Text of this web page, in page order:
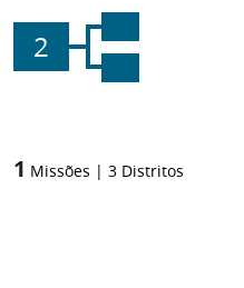
2
1 Missões | 3 Distritos